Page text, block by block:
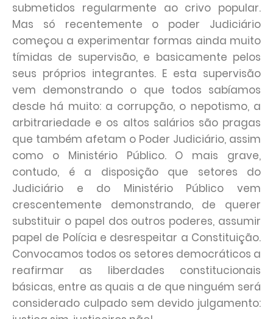
submetidos regularmente ao crivo popular.
Mas só recentemente o poder Judiciário
começou a experimentar formas ainda muito
tímidas de supervisão, e basicamente pelos
seus próprios integrantes. E esta supervisão
vem demonstrando o que todos sabíamos
desde há muito: a corrupção, o nepotismo, a
arbitrariedade e os altos salários são pragas
que também afetam o Poder Judiciário, assim
como o Ministério Público. O mais grave,
contudo, é a disposição que setores do
Judiciário e do Ministério Público vem
crescentemente demonstrando, de querer
substituir o papel dos outros poderes, assumir
papel de Polícia e desrespeitar a Constituição.
Convocamos todos os setores democráticos a
reafirmar as liberdades constitucionais
básicas, entre as quais a de que ninguém será
considerado culpado sem devido julgamento: